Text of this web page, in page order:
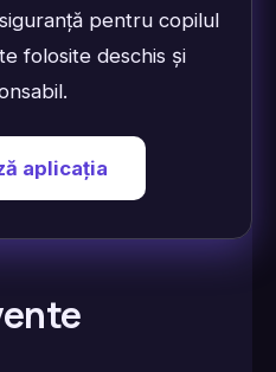
pentru copilul
folosite deschis și
aplicația